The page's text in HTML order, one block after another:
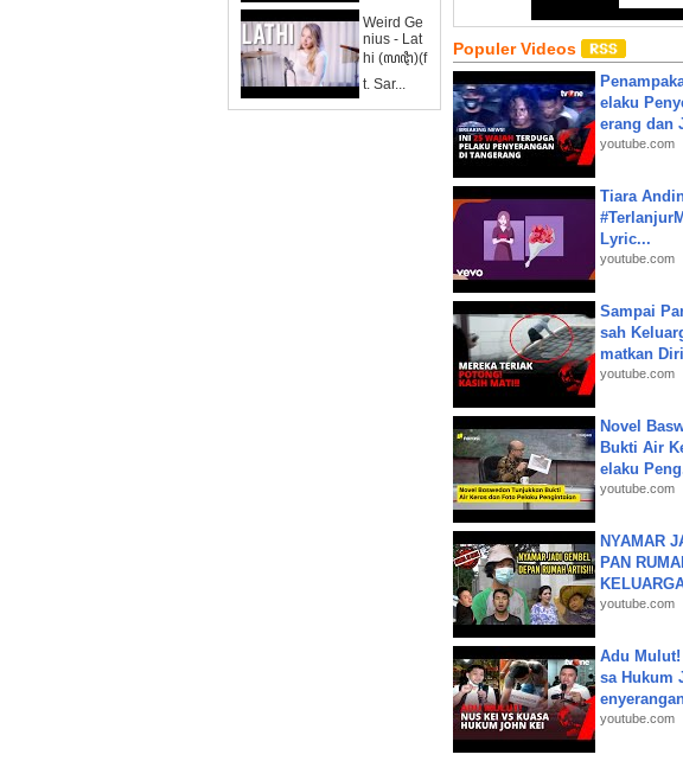
Weird Ge
nius - Lat
hi (ꦭꦛꦶ)(f
t. Sar...
Populer Videos
elaku
erang dan
youtube.com
Tiara
Lyric...
youtube.com
Sampai
sah
matkan
youtube.com
Novel
Bukti Air
elaku
youtube.com
NYAMAR
PAN
youtube.com
Adu
sa Hukum
youtube.com